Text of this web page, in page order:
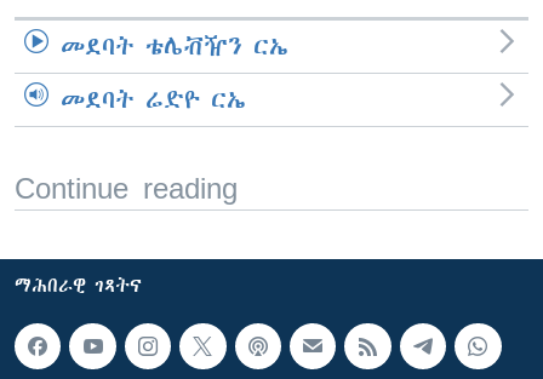
መደባት ቴሌቭዥን ርኤ
መደባት ሬድዮ ርኤ
Continue reading
ማሕበራዊ ገጻትና